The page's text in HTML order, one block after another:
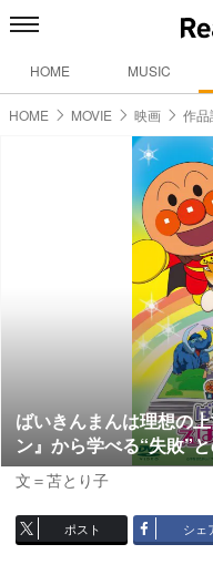
HOME MUSIC
HOME MOVIE 映画 作品
ばいきんまんは理想の
ン』から学べる“失敗”
文＝苫とり子
ポスト シェ